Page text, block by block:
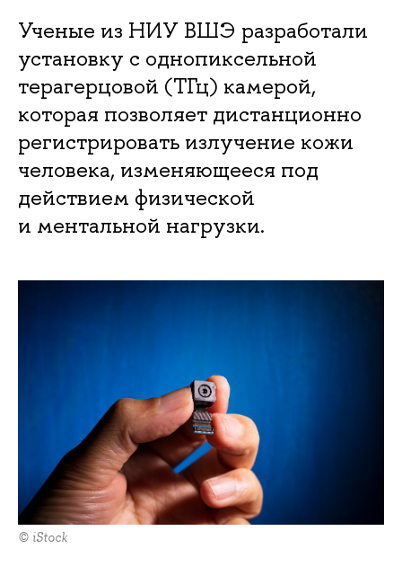
Ученые из НИУ ВШЭ разработали
установку с однопиксельной
терагерцовой (ТГц) камерой,
которая позволяет дистанционно
регистрировать излучение кожи
человека, изменяющееся под
действием физической
и ментальной нагрузки.
© iStock